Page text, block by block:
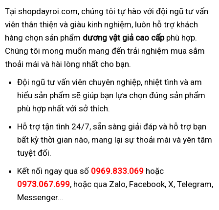
Tại shopdayroi.com, chúng tôi tự hào với đội ngũ tư vấn
viên thân thiện và giàu kinh nghiệm, luôn hỗ trợ khách
hàng chọn sản phẩm dương vật giả cao cấpphù hợp.
Chúng tôi mong muốn mang đến trải nghiệm mua sắm
thoải mái và hài lòng nhất cho bạn.
Đội ngũ tư vấn viên chuyên nghiệp, nhiệt tình và am
hiểu sản phẩm sẽ giúp bạn lựa chọn đúng sản phẩm
phù hợp nhất với sở thích.
Hỗ trợ tận tình 24/7, sẵn sàng giải đáp và hỗ trợ bạn
bất kỳ thời gian nào, mang lại sự thoải mái và yên tâm
tuyệt đối.
Kết nối ngay qua số 0969.833.069 hoặc
0973.067.699, hoặc qua Zalo, Facebook, X, Telegram,
Messenger…